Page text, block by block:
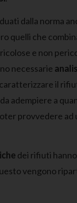
dalla norma
quelli che
e non
necessarie
il
adempiere a
provvedere
dei rifiuti
vengono